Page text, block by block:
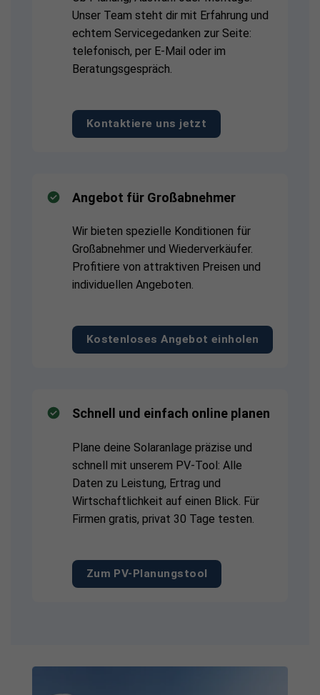
Unser Team steht dir mit Erfahrung und
echtem Servicegedanken zur Seite:
telefonisch, per E-Mail oder im
Beratungsgespräch.
Kontaktiere uns jetzt
Angebot für Großabnehmer
Wir bieten spezielle Konditionen für
Großabnehmer und Wiederverkäufer.
Profitiere von attraktiven Preisen und
individuellen Angeboten.
Kostenloses Angebot einholen
Schnell und einfach online planen
Plane deine Solaranlage präzise und
schnell mit unserem PV-Tool: Alle
Daten zu Leistung, Ertrag und
Wirtschaftlichkeit auf einen Blick. Für
Firmen gratis, privat 30 Tage testen.
Zum PV-Planungstool